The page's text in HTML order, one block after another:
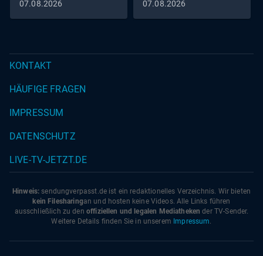
07.08.2026
07.08.2026
KONTAKT
HÄUFIGE FRAGEN
IMPRESSUM
DATENSCHUTZ
LIVE-TV-JETZT.DE
Hinweis: sendungverpasst.de ist ein redaktionelles Verzeichnis. Wir bieten
kein Filesharingan und hosten keine Videos. Alle Links führen
ausschließlich zu den offiziellen und legalen Mediatheken der TV-Sender.
Weitere Details finden Sie in unserem Impressum.